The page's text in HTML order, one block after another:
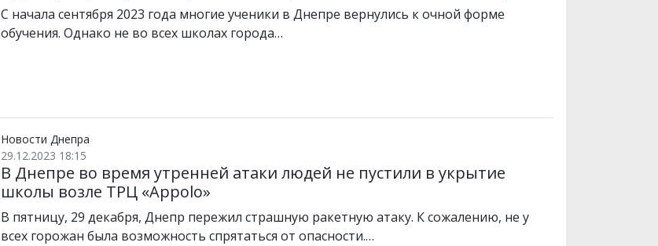
С начала сентября 2023 года многие ученики в Днепре вернулись к очной форме
обучения. Однако не во всех школах города…
Новости Днепра
29.12.2023 18:15
В Днепре во время утренней атаки людей не пустили в укрытие
школы возле ТРЦ «Appolo»
В пятницу, 29 декабря, Днепр пережил страшную ракетную атаку. К сожалению, не у
всех горожан была возможность спрятаться от опасности.…